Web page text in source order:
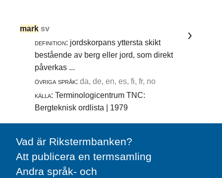
mark sv
definition: jordskorpans yttersta skikt
bestående av berg eller jord, som direkt
påverkas ...
övriga språk: da, de, en, es, fi, fr, no
källa: Terminologicentrum TNC:
Bergteknisk ordlista | 1979
Vad är Rikstermbanken?
Att publicera en termsamling
Andra språk- och